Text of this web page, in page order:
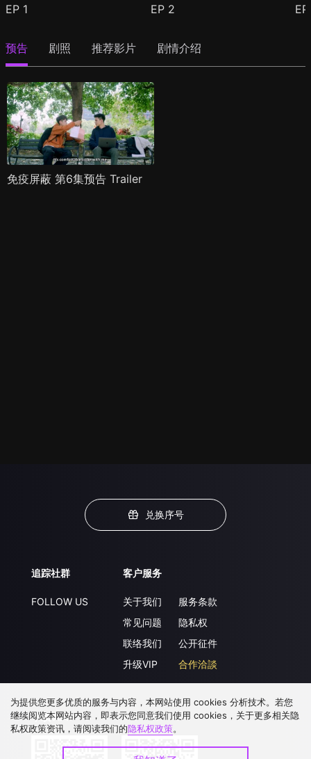
EP 1 EP 2
预告 剧照 推荐影片 剧情介绍
免疫屏蔽 第6集预告 Trailer
兑换序号
追踪社群
FOLLOW US
客户服务
关于我们
常见问题
联络我们
升级VIP
服务条款
隐私权
公开征件
合作洽談
下载 APP
为提供您更多优质的服务与内容，本网站使用 cookies 分析技术。若您
继续阅览本网站内容，即表示您同意我们使用 cookies，关于更多相关隐
私权政策资讯，请阅读我们的隐私权政策。